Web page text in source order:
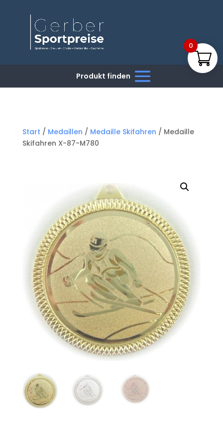
Start / Medaillen / Medaille Skifahren / Medaille
Skifahren X-87-M780
0